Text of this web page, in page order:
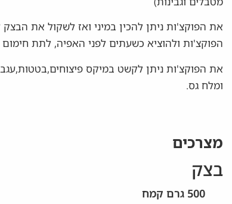
הפוקצ'ות ולהוציא כשעתים לפני האפיה, לתת
את הפוקצ'ות ניתן לקשט במיקס
ומלח גס.
מצרכים
בצק
500 גרם קמח